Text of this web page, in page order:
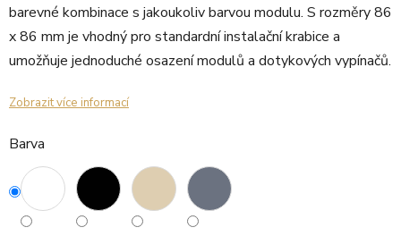
barevné kombinace s jakoukoliv barvou modulu. S rozměry 86
x 86 mm je vhodný pro standardní instalační krabice a
umožňuje jednoduché osazení modulů a dotykových vypínačů.
Zobrazit více informací
Barva